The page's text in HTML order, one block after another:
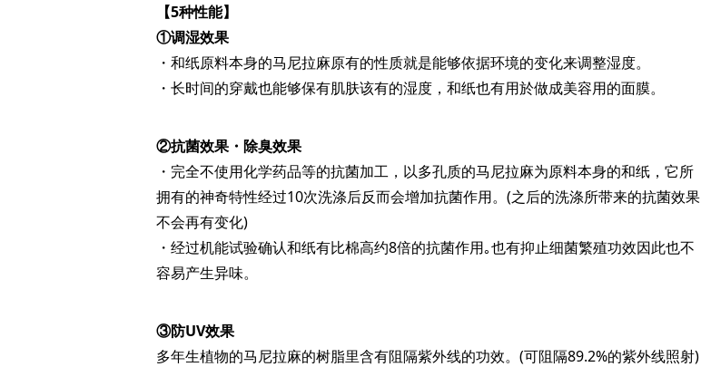
【5种性能】
①调湿效果
・和纸原料本身的马尼拉麻原有的性质就是能够依据环境的变化来调整湿度。
・长时间的穿戴也能够保有肌肤该有的湿度，和纸也有用於做成美容用的面膜。
②抗菌效果・除臭效果
・完全不使用化学药品等的抗菌加工，以多孔质的马尼拉麻为原料本身的和纸，它所
拥有的神奇特性经过10次洗涤后反而会增加抗菌作用。(之后的洗涤所带来的抗菌效果
不会再有变化)
・经过机能试验确认和纸有比棉高约8倍的抗菌作用｡也有抑止细菌繁殖功效因此也不
容易产生异味。
③防UV效果
多年生植物的马尼拉麻的树脂里含有阻隔紫外线的功效。(可阻隔89.2%的紫外线照射)